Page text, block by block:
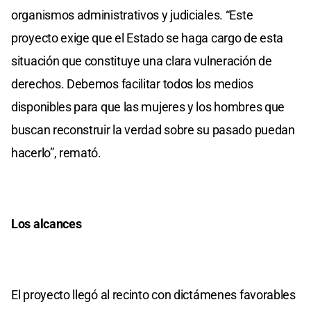
organismos administrativos y judiciales. “Este
proyecto exige que el Estado se haga cargo de esta
situación que constituye una clara vulneración de
derechos. Debemos facilitar todos los medios
disponibles para que las mujeres y los hombres que
buscan reconstruir la verdad sobre su pasado puedan
hacerlo”, remató.
Los alcances
El proyecto llegó al recinto con dictámenes favorables